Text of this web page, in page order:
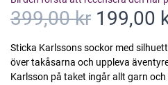
399,00 kr 199,00
Sticka Karlssons sockor med
över takåsarna och uppleva
Karlsson på taket ingår allt garn